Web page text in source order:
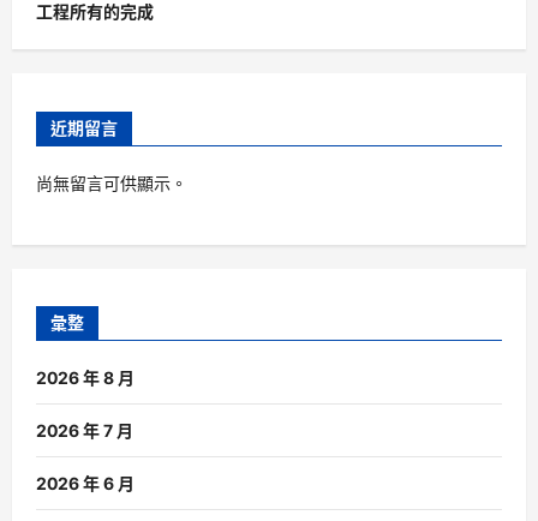
工程所有的完成
近期留言
尚無留言可供顯示。
彙整
2026 年 8 月
2026 年 7 月
2026 年 6 月